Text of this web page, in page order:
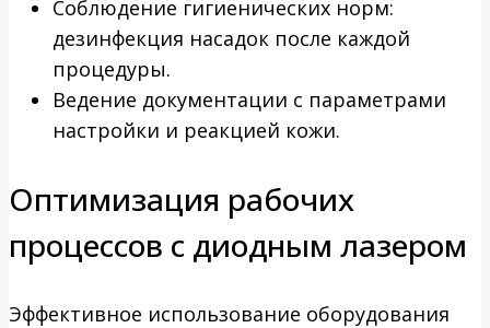
Соблюдение гигиенических норм:
дезинфекция насадок после каждой
процедуры.
Ведение документации с параметрами
настройки и реакцией кожи.
Оптимизация рабочих
процессов с диодным лазером
Эффективное использование оборудования